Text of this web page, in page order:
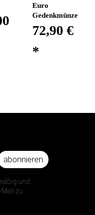
Euro
Gedenkmünze
72,90 €
*
abonnieren
und
zu.